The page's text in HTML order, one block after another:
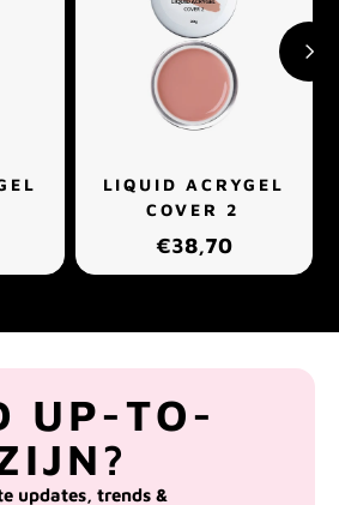
LIQUID ACRYGEL
COVER 2
€38,70
UP-TO-
updates, trends &